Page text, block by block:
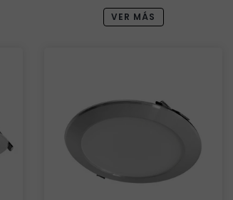
VER MÁS